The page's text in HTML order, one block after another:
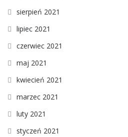
sierpień 2021
lipiec 2021
czerwiec 2021
maj 2021
kwiecień 2021
marzec 2021
luty 2021
styczeń 2021